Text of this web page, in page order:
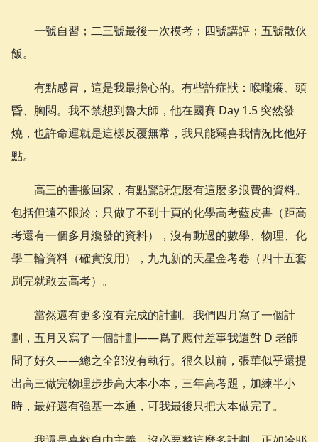
一號自習；二三號最後一次模考；四號講評；五號散伙
飯。
有點感冒，這是我最擔心的。有些許症狀：喉嚨癢、頭
昏、胸悶。我不禁想到魯大師，他在國賽 Day 1.5 突然發
燒，也許命運就是這樣反覆無常，我只能竊喜我情況比他好
點。
高三的書搬回家，有點驚訝怎麼有這麼多浪費的資料。
包括但遠不限於：只做了不到十頁的化學高考藍皮書（距高
考還有一個多月纔發的資料），沒有動過的數學、物理、化
學二輪資料（確實沒用），九九新的天星金考卷（四十五套
刷完就敢去高考）。
當然還有更多沒有完成的計劃。我們四月寫了一個計
劃，五月又寫了一個計劃——爲了應付差事我還對 D 老師
問了好久——總之全部沒有執行。很久以前，張華似乎還提
出高三做完物理步步高大本小本，三年高考題，加練半小
時，最好還有強基一本通，可我最後只把大本做完了。